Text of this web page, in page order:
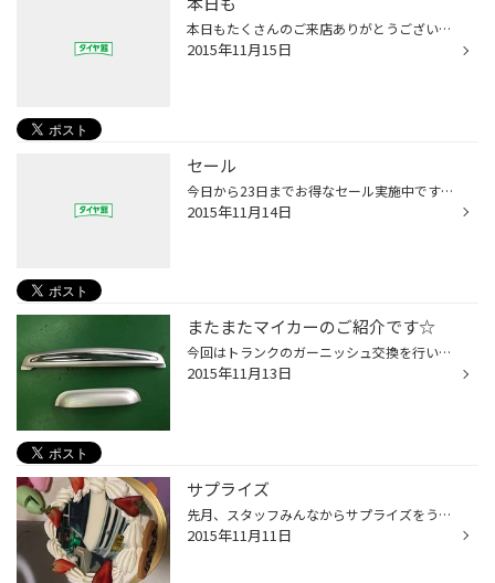
本日もたくさんのご来店ありがとうございました！ スタッドレスの予約や取付も多くなってきました！ 初めてのスタッドレスでなににしたらいいかわからない。。。という方も 安心してください！しっかりと説明させて頂いて納得して購入できるようサポート させて頂きます！スタッフ一同お待ちしてお...
2015年11月15日
セール
今日から23日までお得なセール実施中です！ くじでステキなものが貰えたり、ブリヂストンオリジナルフリースが貰えたりと お得なことをたくさんご用意してお待ちしております！ スタッドレスタイヤも11月いっぱいが一番お買い得ですので、 ぜひ皆さまのご来店をお待ちしております！
2015年11月14日
またまたマイカーのご紹介です☆
今回はトランクのガーニッシュ交換を行いました！ もともと同色の小さいガーニッシュでしたがワイドのメッキが 入った方に交換しました。 探すと意外に見つからず苦労しましたが、やっと見つかり取付けが 出来たので大満足です。 トランク周りが少し大きく見えるような…☆ 次回はＬＥＤヘッドライト...
2015年11月13日
サプライズ
先月、スタッフみんなからサプライズをうけました(^ ^) どんなサプライズかというと、店長就任のお祝いということでみんなからケーキを 頂きました！ でもなんとそのケーキは写真入り！愛車との2ショット！ 食べるのがもったいない感じもしましたが、おいしく頂きました(^ ^) サプライズを考えてく...
2015年11月11日